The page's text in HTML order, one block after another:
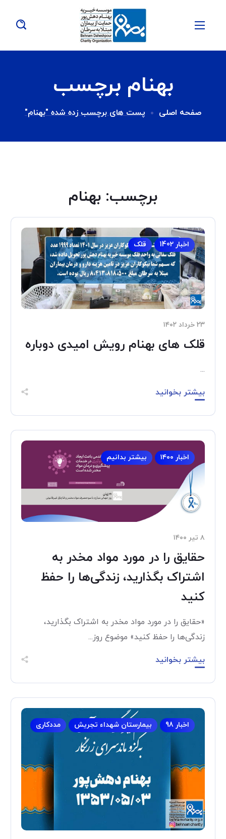
بهنام برچسب
صفحه اصلی پست های برچسب زده شده "بهنام"
برچسب: بهنام
اخبار 1402 قلک
۲۳ خرداد ۱۴۰۲
قلک های بهنام رویش امیدی دوباره
...
بیشتر بخوانید
اخبار ۱۴۰۰ بیشتر بدانیم
۸ تیر ۱۴۰۰
حقایق را در مورد مواد مخدر به
اشتراک بگذارید، زندگی‌ها را حفظ
کنید
«حقایق را در مورد مواد مخدر به اشتراک بگذارید،
زندگی‌ها را حفظ کنید» موضوع روز...
بیشتر بخوانید
اخبار 98 بیمارستان شهداء تجریش مددکاری